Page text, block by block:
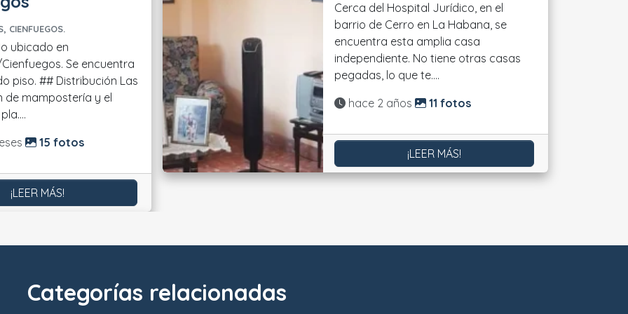
CIENFUEGOS.
ubicado en
Se encuentra
Las
de mampostería y el
15 fotos
¡LEER MÁS!
Cerca del Hospital Jurídico, en el
barrio de Cerro en La Habana, se
encuentra esta amplia casa
independiente. No tiene otras casas
pegadas, lo que te....
Actualizado:
hace 2 años 11 fotos
¡LEER MÁS!
Categorías relacionadas